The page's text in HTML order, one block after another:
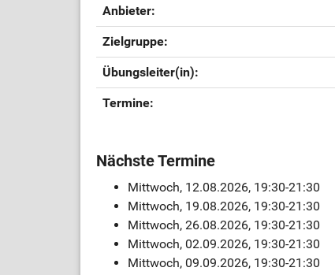
Anbieter:
Zielgruppe:
Übungsleiter(in):
Termine:
Nächste Termine
Mittwoch, 12.08.2026, 19:30-21:30
Mittwoch, 19.08.2026, 19:30-21:30
Mittwoch, 26.08.2026, 19:30-21:30
Mittwoch, 02.09.2026, 19:30-21:30
Mittwoch, 09.09.2026, 19:30-21:30